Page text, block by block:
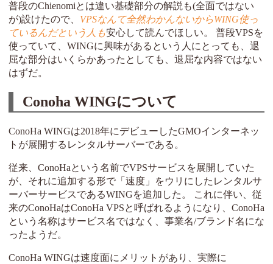
普段のChienomiとは違い基礎部分の解説も(全面ではない
が)設けたので、 VPSなんて全然わかんないからWING使っ
ているんだという人も安心して読んでほしい。 普段VPSを
使っていて、WINGに興味があるという人にとっても、退
屈な部分はいくらかあったとしても、退屈な内容ではない
はずだ。
Conoha WINGについて
ConoHa WINGは2018年にデビューしたGMOインターネッ
トが展開するレンタルサーバーである。
従来、ConoHaという名前でVPSサービスを展開していた
が、それに追加する形で「速度」をウリにしたレンタルサ
ーバーサービスであるWINGを追加した。 これに伴い、従
来のConoHaはConoHa VPSと呼ばれるようになり、ConoHa
という名称はサービス名ではなく、事業名/ブランド名にな
ったようだ。
ConoHa WINGは速度面にメリットがあり、実際に